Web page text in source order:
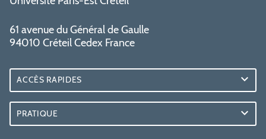
61 avenue du Général de Gaulle
94010 Créteil Cedex France
ACCÈS RAPIDES
PRATIQUE